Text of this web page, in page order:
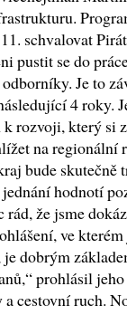
schvalovat
pustit se do
Je to
4 roky.
rozvoji, který si
na regionální
bude skutečně
hodnotí
rád, že jsme
ve
dobrým
prohlásil
cestovní ruch.